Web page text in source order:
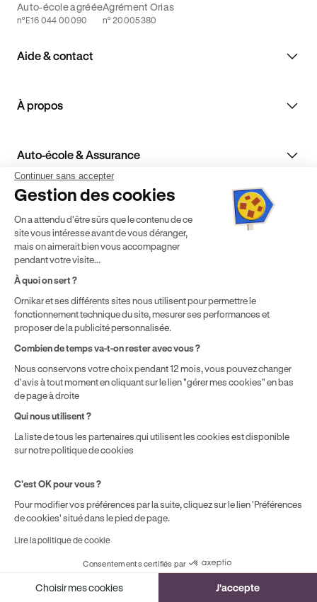
Aide & contact
À propos
Auto-école & Assurance
Enseignants de la conduite
Auto-école agréée
n°E16 044 00090
Agrément Orias
n° 20005380
Mentions légales
Politique de cookies
* Détail des conditions de nos offres
localisation géographique et du type de formules que vous
achetez comme détaillé dans nosConditions Générales de
Vente.
¹ Économie moyenne TTC hors promotions constatées entre
une formule initiale de préparation au permis de conduire en
boîte manuelle Ornikar (799,34€) et en auto-école
traditionnelle (1 225€) selon une étude interne de octobre
Continuer sans accepter
Gestion des cookies
On a attendu d'être sûrs que le contenu de ce
site vous intéresse avant de vous déranger,
mais on aimerait bien vous accompagner
pendant votre visite...
À quoi on sert ?
Ornikar et ses différents sites nous utilisent pour permettre le
fonctionnement technique du site, mesurer ses performances et
proposer de la publicité personnalisée.
Combien de temps va-t-on rester avec vous ?
Nous conservons votre choix pendant 12 mois, vous pouvez changer
d'avis à tout moment en cliquant sur le lien "gérer mes cookies" en bas
de page à droite
Qui nous utilisent ?
La liste de tous les partenaires qui utilisent les cookies est disponible
sur notre politique de cookies
C'est OK pour vous ?
Pour modifier vos préférences par la suite, cliquez sur le lien 'Préférences
de cookies' situé dans le pied de page.
Lire la politique de cookie
Consentements certifiés par
Choisir mes cookies J'accepte
Cookies